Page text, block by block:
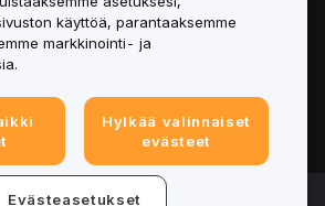
Kaikki oikeudet pidätetään.
käyttöä, parantaaksemme
markkinointi- ja
Hylkää valinnaiset
evästeet
Evästeasetukset